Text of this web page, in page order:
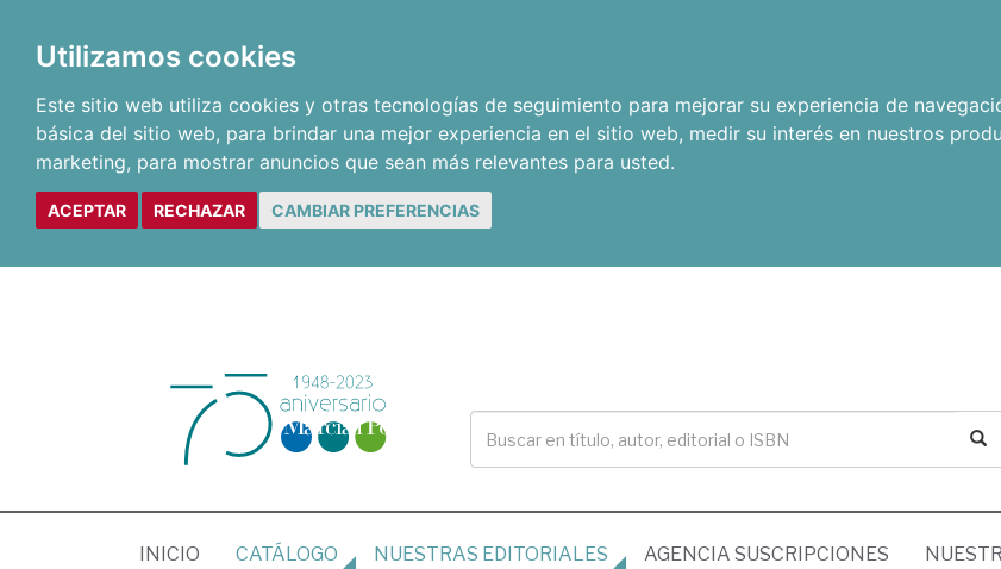
Utilizamos cookies
Este sitio web utiliza cookies y otras tecnologías de seguimiento para mejorar su experiencia de
básica del sitio web, para brindar una mejor experiencia en el sitio web, medir su interés en nuestros
marketing, para mostrar anuncios que sean más relevantes para usted.
ACEPTAR RECHAZAR CAMBIAR PREFERENCIAS
INICIO (CURRENT)
CATÁLOGO NUESTRAS EDITORIALES AGENCIA SUSCRIPCIONES